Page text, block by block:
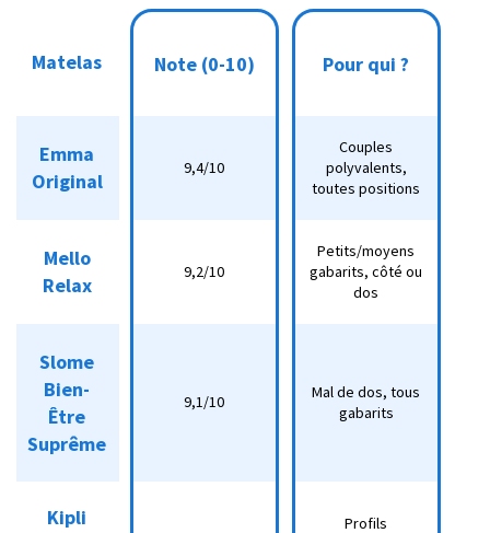
Matelas
(0-
Pour qui ? Technologie
Emma
Original
9,4/10
toutes positions
Hybride
Mello
Relax
9,2/10
Petits/moyens
gabarits, côté ou
Mémoire de
forme
Slome
Bien-
Être
Suprême
9,1/10
Mal de dos, tous
Hybride
Kipli
Note (0-10)
9,4/10
9,2/10
9,1/10
Pour qui ?
Couples
polyvalents,
toutes positions
Petits/moyens
gabarits, côté ou
dos
Mal de dos, tous
gabarits
Profils
Matelas
Emma
Original
Mello
Relax
Slome
Bien-
Être
Suprême
Kipli